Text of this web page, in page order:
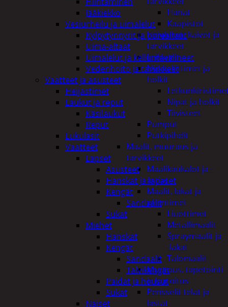
Hanat
Kaapistot
Hajulukot, kaivot ja
tarvikkeet
Leikkurit
Nipat, liittimet ja
holkit
Nipat ja holkit
Tiivisteet
Pumput
Putkipihdit
Maalit, muuraus ja
tarvikkeet
Maalikaukalot ja -
astiat
Maalit, lakat ja
ohentimet
Liuottimet
Metallimaalit
Spraymaalit ja
-lakat
Talomaalit
Muuraus, tapetointi
ja laatoitus
Pensselit telat ja
lastat
Jääkiekko
Vesiurheilu ja uimalelut
Kylpytynnyrit ja porealtaat
Uima-altaat
Uimalelut ja kelluntavälineet
Vedenhoito ja tarvikkeet
Vaatteet ja asusteet
Heijastimet
Laukut ja reput
Käsilaukut
Reput
Lukulasit
Vaatteet
Lapset
Asusteet
Hanskat ja lapaset
Kengät
Sandaalit
Sukat
Miehet
Hanskat
Kengät
Sandaalit
Talvikengät
Paidat ja housut
Sukat
Naiset